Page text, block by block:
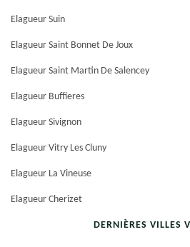
Elagueur Suin
Elagueur Saint Bonnet De Joux
Elagueur Saint Martin De Salencey
Elagueur Buffieres
Elagueur Sivignon
Elagueur Vitry Les Cluny
Elagueur La Vineuse
Elagueur Cherizet
DERNIÈRES VILLES